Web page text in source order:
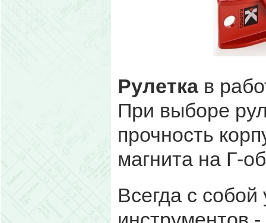
Рулеткав
При выборе
прочность
магнита на Г-
Всегда с